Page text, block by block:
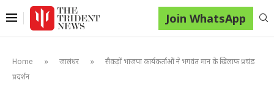
Join WhatsApp
Home » जालंधर »
सैकड़ों भाजपा कार्यकर्ताओं ने भगवंत मान के खिलाफ प्रचंड
प्रदर्शन